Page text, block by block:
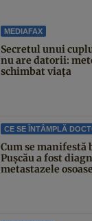
MEDIAFAX
Secretul unui
nu are datorii:
schimbat viața
CE SE ÎNTÂMPLĂ
Cum se manifestă
Pușcău a fost
metastazele